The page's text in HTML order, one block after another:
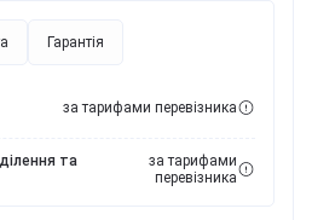
Гарантія
за тарифами перевізника
та
за тарифами
перевізника